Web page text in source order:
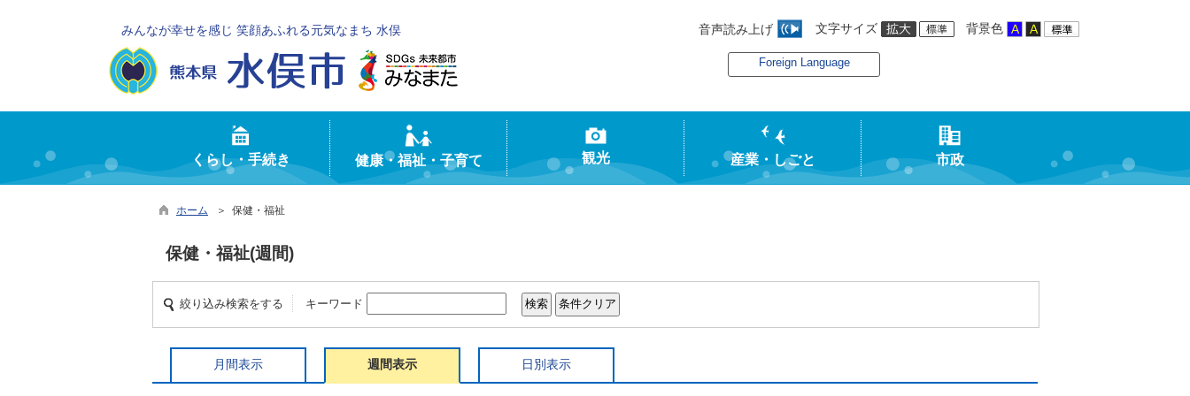
みんなが幸せを感じ 笑顔あふれる元気なまち 水俣 音声読み上げ 文字サイズ 背景色
Foreign Language
くらし・手続き 健康・福祉・子育て 観光 産業・しごと 市政
ホーム ＞ 保健・福祉
保健・福祉(週間)
絞り込み検索をする キーワード
月間表示 週間表示 日別表示